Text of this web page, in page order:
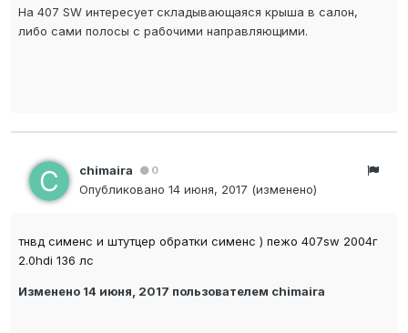
На 407 SW интересует складывающаяся крыша в салон,
либо сами полосы с рабочими направляющими.
chimaira 0
Опубликовано 14 июня, 2017 (изменено)
тнвд сименс и штутцер обратки сименс ) пежо 407sw 2004г
2.0hdi 136 лс
Изменено 14 июня, 2017 пользователем chimaira